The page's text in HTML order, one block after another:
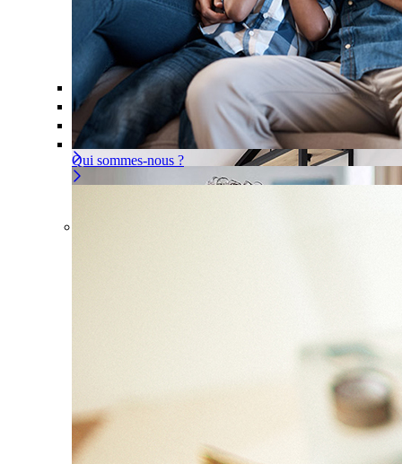
Offre À la carte Gérer ou déléguer votre sécurité, à vous
Pour un appartement Une installation adaptée à votre
Les problèmes couverts
Qui sommes-nous ?